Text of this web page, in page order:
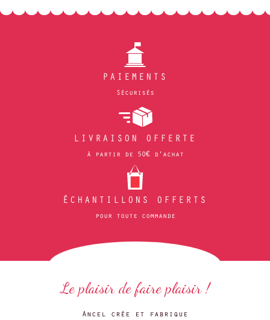
PAIEMENTS
Sécurisés
LIVRAISON OFFERTE
à partir de 50€ d'achat
ÉCHANTILLONS OFFERTS
pour toute commande
Le plaisir de faire plaisir !
Ancel crée et fabrique